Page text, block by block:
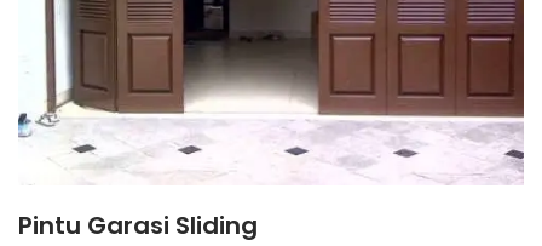
Pintu Garasi Sliding